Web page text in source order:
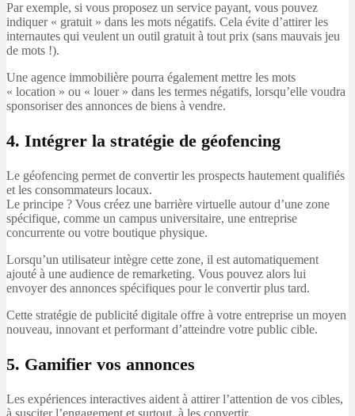
Par exemple, si vous proposez un service payant, vous pouvez
indiquer « gratuit » dans les mots négatifs. Cela évite d’attirer les
internautes qui veulent un outil gratuit à tout prix (sans mauvais jeu
de mots !).
Une agence immobilière pourra également mettre les mots
« location » ou « louer » dans les termes négatifs, lorsqu’elle voudra
sponsoriser des annonces de biens à vendre.
4. Intégrer la stratégie de géofencing
Le géofencing permet de convertir les prospects hautement qualifiés
et les consommateurs locaux.
Le principe ? Vous créez une barrière virtuelle autour d’une zone
spécifique, comme un campus universitaire, une entreprise
concurrente ou votre boutique physique.
Lorsqu’un utilisateur intègre cette zone, il est automatiquement
ajouté à une audience de remarketing. Vous pouvez alors lui
envoyer des annonces spécifiques pour le convertir plus tard.
Cette stratégie de publicité digitale offre à votre entreprise un moyen
nouveau, innovant et performant d’atteindre votre public cible.
5. Gamifier vos annonces
Les expériences interactives aident à attirer l’attention de vos cibles,